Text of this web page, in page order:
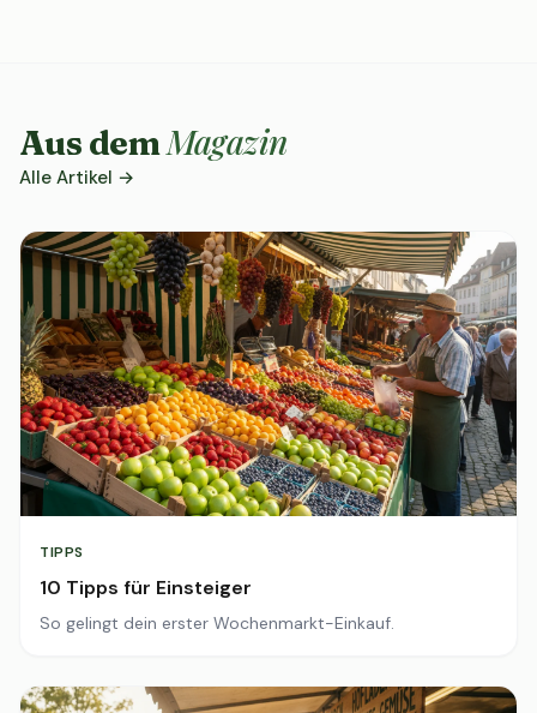
Aus demMagazin
Alle Artikel →
TIPPS
10 Tipps für Einsteiger
So gelingt dein erster Wochenmarkt-Einkauf.